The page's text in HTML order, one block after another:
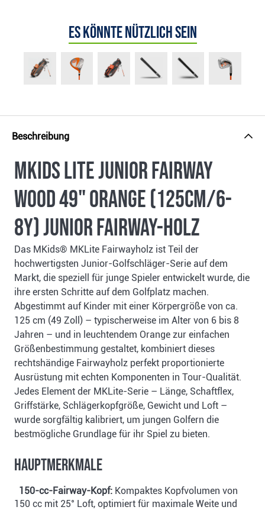
Es könnte nützlich sein
Beschreibung
MKids Lite Junior Fairway
Wood 49" Orange (125cm/6-
8Y) Junior Fairway-Holz
Das MKids® MKLite Fairwayholz ist Teil der
hochwertigsten Junior-Golfschläger-Serie auf dem
Markt, die speziell für junge Spieler entwickelt wurde, die
ihre ersten Schritte auf dem Golfplatz machen.
Abgestimmt auf Kinder mit einer Körpergröße von ca.
125 cm (49 Zoll) – typischerweise im Alter von 6 bis 8
Jahren – und in leuchtendem Orange zur einfachen
Größenbestimmung gestaltet, kombiniert dieses
rechtshändige Fairwayholz perfekt proportionierte
Ausrüstung mit echten Komponenten in Tour-Qualität.
Jedes Element der MKLite-Serie – Länge, Schaftflex,
Griffstärke, Schlägerkopfgröße, Gewicht und Loft –
wurde sorgfältig kalibriert, um jungen Golfern die
bestmögliche Grundlage für ihr Spiel zu bieten.
Hauptmerkmale
150-cc-Fairway-Kopf: Kompaktes Kopfvolumen von
150 cc mit 25° Loft, optimiert für maximale Weite und